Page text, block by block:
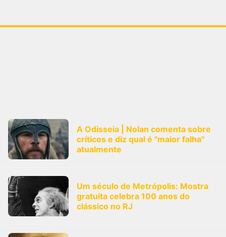
A Odisseia | Nolan comenta sobre
críticos e diz qual é "maior falha"
atualmente
Um século de Metrópolis: Mostra
gratuita celebra 100 anos do
clássico no RJ